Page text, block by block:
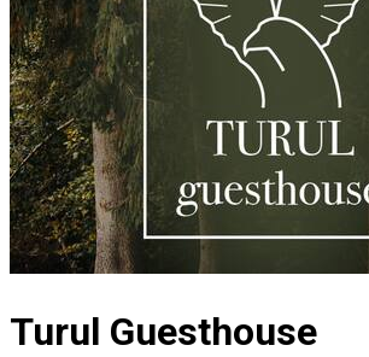
Turul Guesthouse